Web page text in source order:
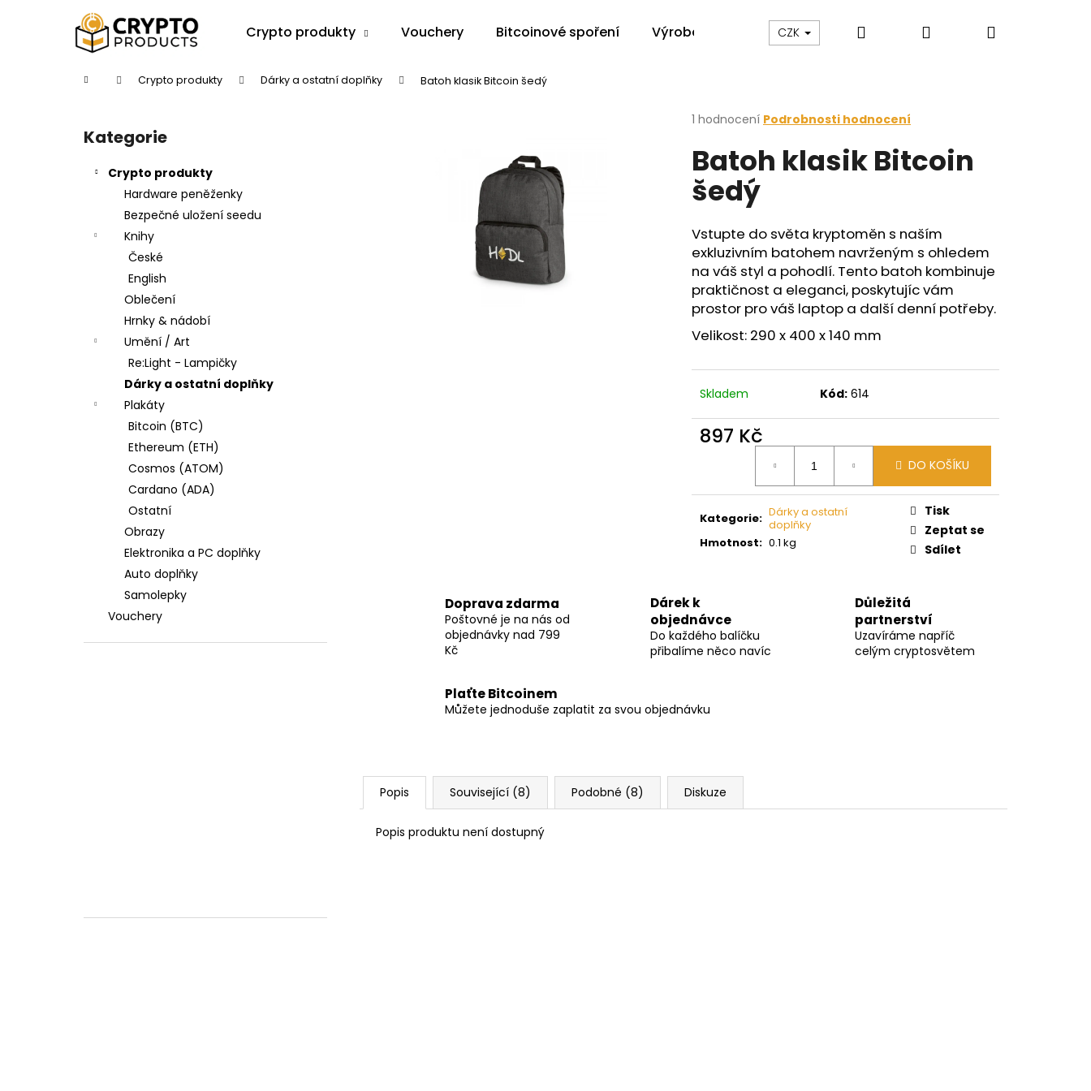
Crypto produkty Vouchery Bitcoinové spoření Výroba na zakázku Blog
CZK Hledat PřihlášeníNákupní
Domů Crypto produkty Dárky a ostatní doplňky Batoh klasik Bitcoin šedý
Přeskočit
kategorie
Kategorie
Crypto produkty
Hardware peněženky
Bezpečné uložení seedu
Knihy
České
English
Oblečení
Hrnky & nádobí
Umění / Art
Re:Light - Lampičky
Dárky a ostatní doplňky
Plakáty
Bitcoin (BTC)
Ethereum (ETH)
Cosmos (ATOM)
Cardano (ADA)
Ostatní
Obrazy
Elektronika a PC doplňky
Auto doplňky
Samolepky
Vouchery
Průměrné
produktu
je
5,0
z
hvězdiček.
1 hodnocení Podrobnosti hodnocení
Batoh klasik Bitcoin
šedý
Vstupte do světa kryptoměn s naším
exkluzivním batohem navrženým s ohledem
na váš styl a pohodlí. Tento batoh kombinuje
praktičnost a eleganci, poskytujíc vám
prostor pro váš laptop a další denní potřeby.
Velikost: 290 x 400 x 140 mm
Skladem Kód: 614
897 Kč
DO KOŠÍKU
Kategorie: Dárky a ostatní
doplňky
Hmotnost: 0.1 kg
Tisk
Zeptat se
Sdílet
Doprava zdarma
Poštovné je na nás od
objednávky nad 799
Kč
Dárek k
objednávce
Do každého balíčku
přibalíme něco navíc
Důležitá
partnerství
Uzavíráme napříč
celým cryptosvětem
Plaťte Bitcoinem
Můžete jednoduše zaplatit za svou objednávku
Popis Související (8) Podobné (8) Diskuze
Popis produktu není dostupný
Zpět
Zpět
Co potřebujete najít?
Doporučujeme